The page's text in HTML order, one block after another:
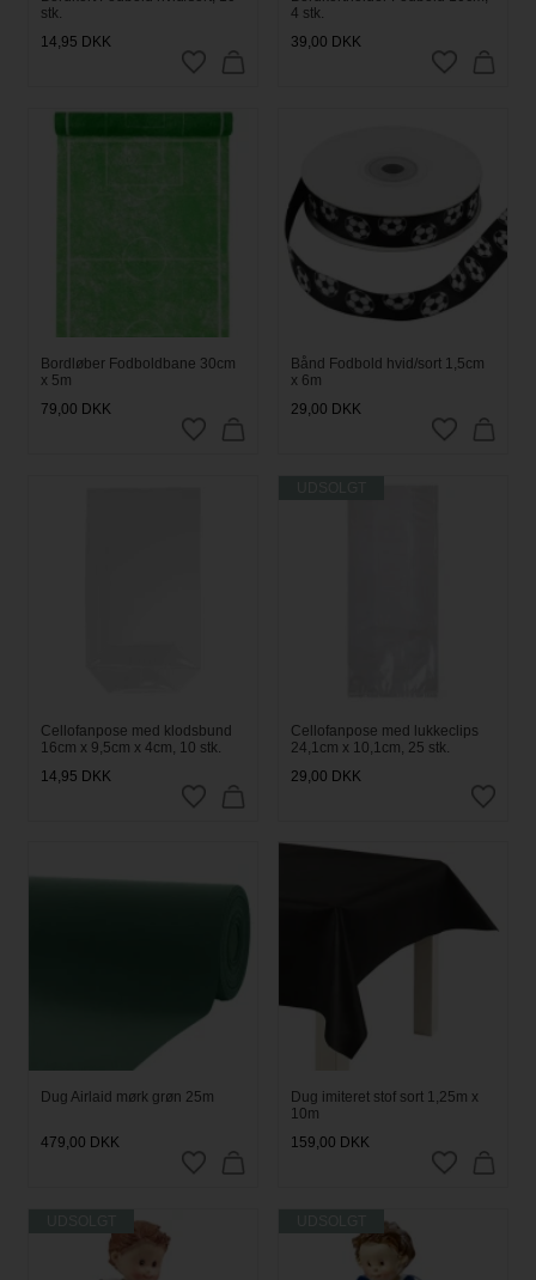
stk.
14,95 DKK
4 stk.
39,00 DKK
Bordløber Fodboldbane 30cm
x 5m
79,00 DKK
Bånd Fodbold hvid/sort 1,5cm
x 6m
29,00 DKK
Cellofanpose med klodsbund
16cm x 9,5cm x 4cm, 10 stk.
14,95 DKK
Cellofanpose med lukkeclips
24,1cm x 10,1cm, 25 stk.
29,00 DKK
Dug Airlaid mørk grøn 25m
479,00 DKK
Dug imiteret stof sort 1,25m x
10m
159,00 DKK